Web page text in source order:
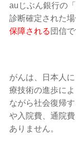
auじぶん銀行の
診断確定された
保障される 団信で
がんは、日本人
療技術の進歩に
ながら社会復帰
や入院費、通院
ありません。